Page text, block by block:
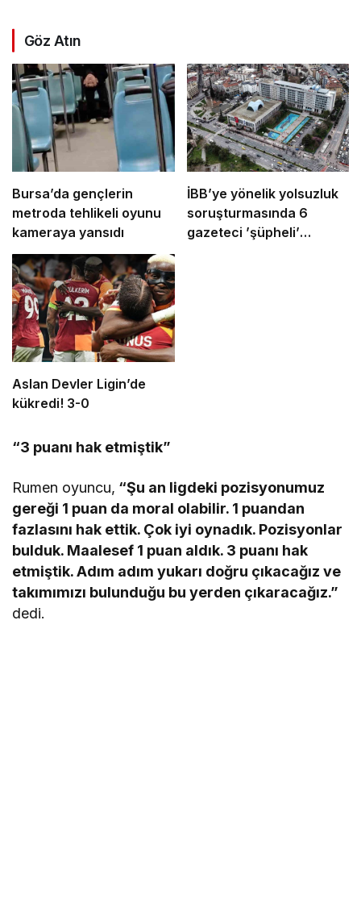
Göz Atın
Bursa’da gençlerin
metroda tehlikeli oyunu
kameraya yansıdı
İBB’ye yönelik yolsuzluk
soruşturmasında 6
gazeteci ’şüpheli’
Aslan Devler Ligin’de
kükredi! 3-0
“3 puanı hak etmiştik”
Rumen oyuncu, “Şu an ligdeki pozisyonumuz
gereği 1 puan da moral olabilir. 1 puandan
fazlasını hak ettik. Çok iyi oynadık. Pozisyonlar
bulduk. Maalesef 1 puan aldık. 3 puanı hak
etmiştik. Adım adım yukarı doğru çıkacağız ve
takımımızı bulunduğu bu yerden çıkaracağız.”
dedi.